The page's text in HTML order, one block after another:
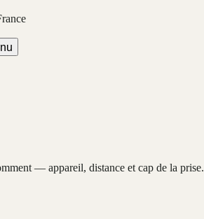
— appareil, distance et cap de la prise.